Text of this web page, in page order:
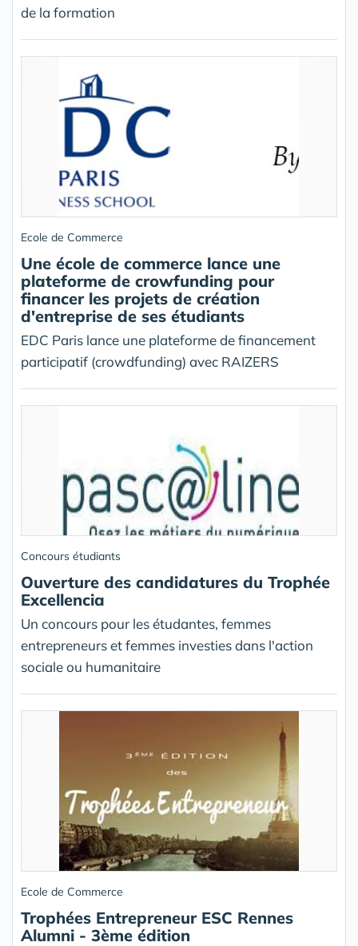
de la formation
Ecole de Commerce
Une école de commerce lance une
plateforme de crowfunding pour
financer les projets de création
d'entreprise de ses étudiants
EDC Paris lance une plateforme de financement
participatif (crowdfunding) avec RAIZERS
Concours étudiants
Ouverture des candidatures du Trophée
Excellencia
Un concours pour les étudantes, femmes
entrepreneurs et femmes investies dans l'action
sociale ou humanitaire
Ecole de Commerce
Trophées Entrepreneur ESC Rennes
Alumni - 3ème édition